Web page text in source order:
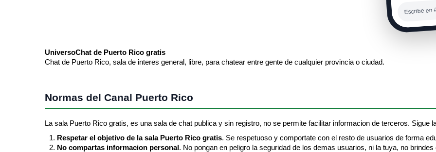
Escribe en
UniversoChat de Puerto Rico gratis
Chat de Puerto Rico, sala de interes general, libre, para chatear entre gente de cualquier provincia o ciudad.
Normas del Canal Puerto Rico
La sala Puerto Rico gratis, es una sala de chat publica y sin registro, no se permite facilitar informacion de terceros. Sigue
Respetar el objetivo de la sala Puerto Rico gratis. Se respetuoso y comportate con el resto de usuarios de forma
No compartas informacion personal. No pongan en peligro la seguridad de los demas usuarios, ni la tuya, no